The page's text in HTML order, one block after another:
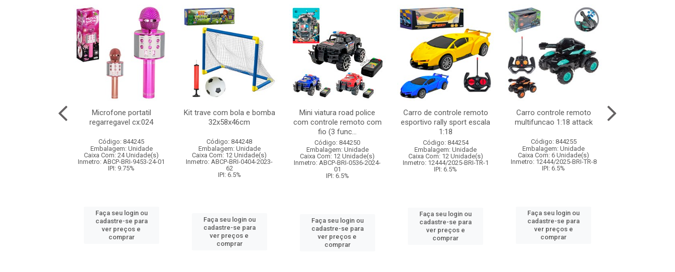
Microfone portatil
regarregavel cx:024
Código: 844245
Embalagem: Unidade
Caixa Com: 24 Unidade(s)
Inmetro: ABCP-BRI-9453-24-01
IPI: 9.75%
Faça seu login ou
cadastre-se para
ver preços e
comprar
Kit trave com bola e bomba
32x58x46cm
Código: 844248
Embalagem: Unidade
Caixa Com: 12 Unidade(s)
Inmetro: ABCP-BRI-0404-2023-
62
IPI: 6.5%
Faça seu login ou
cadastre-se para
ver preços e
comprar
Mini viatura road police
com controle remoto com
fio (3 func...
Código: 844250
Embalagem: Unidade
Caixa Com: 12 Unidade(s)
Inmetro: ABCP-BRI-0536-2024-
01
IPI: 6.5%
Faça seu login ou
cadastre-se para
ver preços e
comprar
Carro de controle remoto
esportivo rally sport escala
1:18
Código: 844254
Embalagem: Unidade
Caixa Com: 12 Unidade(s)
Inmetro: 12444/2025-BRI-TR-1
IPI: 6.5%
Faça seu login ou
cadastre-se para
ver preços e
comprar
Carro controle remoto
multifuncao 1:18 attack
Código: 844255
Embalagem: Unidade
Caixa Com: 6 Unidade(s)
Inmetro: 12444/2025-BRI-TR-8
IPI: 6.5%
Faça seu login ou
cadastre-se para
ver preços e
comprar